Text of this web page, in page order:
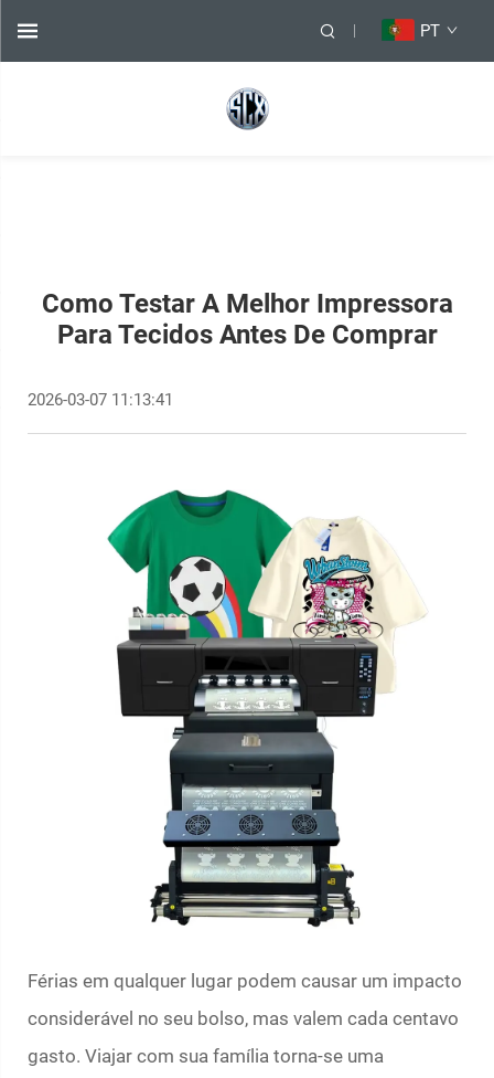
PT
Como Testar A Melhor Impressora
Para Tecidos Antes De Comprar
2026-03-07 11:13:41
Férias em qualquer lugar podem causar um impacto
considerável no seu bolso, mas valem cada centavo
gasto. Viajar com sua família torna-se uma